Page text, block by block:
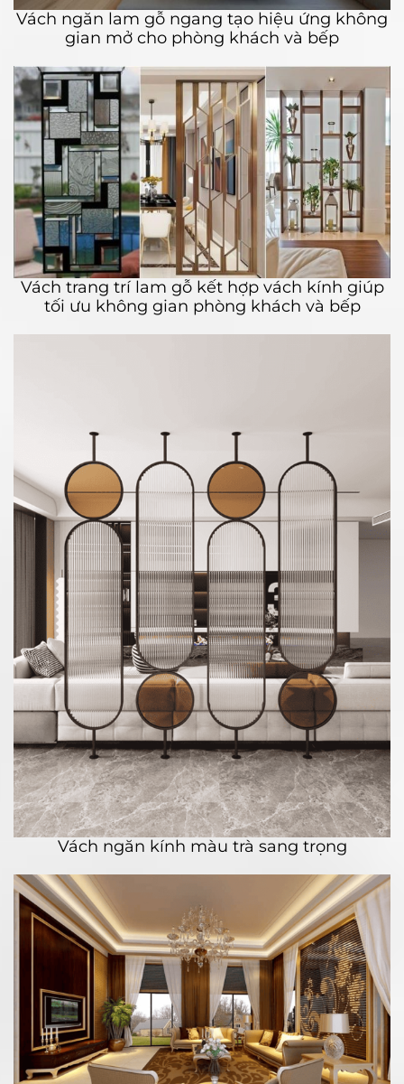
Vách ngăn lam gỗ ngang tạo hiệu ứng không
gian mở cho phòng khách và bếp
Vách trang trí lam gỗ kết hợp vách kính giúp
tối ưu không gian phòng khách và bếp
Vách ngăn kính màu trà sang trọng